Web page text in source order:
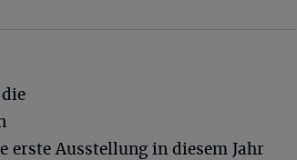
erste Ausstellung in diesem Jahr